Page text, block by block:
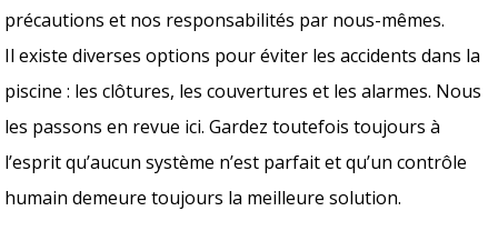
précautions et nos responsabilités par nous-mêmes.
Il existe diverses options pour éviter les accidents dans la
piscine : les clôtures, les couvertures et les alarmes. Nous
les passons en revue ici. Gardez toutefois toujours à
l’esprit qu’aucun système n’est parfait et qu’un contrôle
humain demeure toujours la meilleure solution.